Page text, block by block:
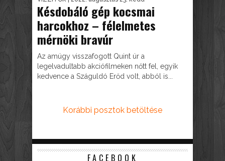
Késdobáló gép kocsmai
harcokhoz – félelmetes
mérnöki bravúr
Az amúgy visszafogott Quint úr a
legelvadultabb akciófilmeken nőtt fel, egyik
kedvence a Száguldó Erőd volt, abból is...
Korábbi posztok betöltése
FACEBOOK